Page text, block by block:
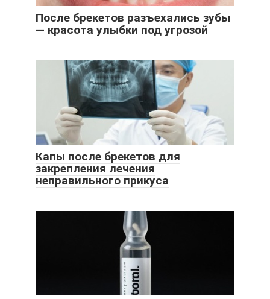
После брекетов разъехались зубы
— красота улыбки под угрозой
Капы после брекетов для
закрепления лечения
неправильного прикуса